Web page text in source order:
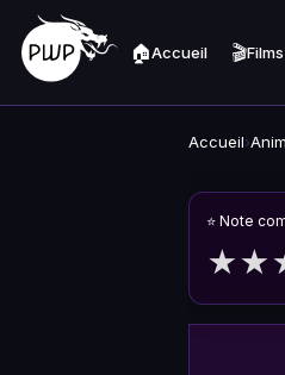
🏠Accueil 🎬Films
Accueil›
⭐ Note
★★